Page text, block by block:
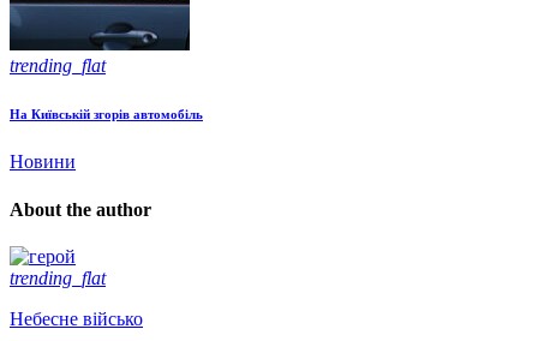
trending_flat
На Київській згорів автомобіль
Новини
About the author
trending_flat
Небесне військо